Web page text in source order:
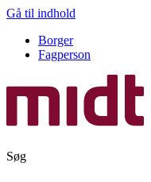
Gå til indhold
Borger
Fagperson
Søg